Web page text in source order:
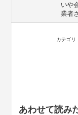
いや
業者
カテゴリ
あわせて読み